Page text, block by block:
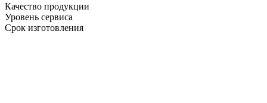
Качество продукции
Уровень сервиса
Срок изготовления